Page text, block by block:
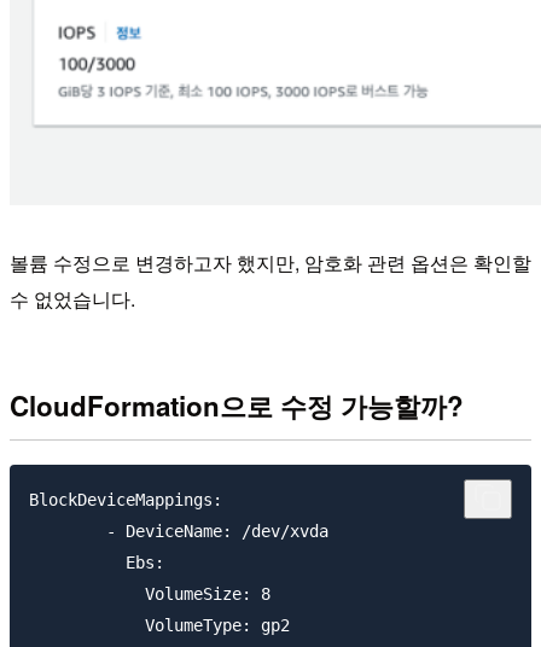
볼륨 수정으로 변경하고자 했지만, 암호화 관련 옵션은 확인할
수 없었습니다.
CloudFormation으로 수정 가능할까?
BlockDeviceMappings:
        - DeviceName: /dev/xvda
          Ebs:
            VolumeSize: 8
            VolumeType: gp2